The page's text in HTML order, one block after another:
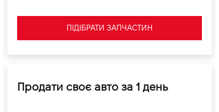
ПІДІБРАТИ ЗАПЧАСТИН
Продати своє авто за 1 день